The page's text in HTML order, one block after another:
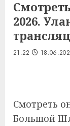
2026.
21:22
Смотреть
Большой